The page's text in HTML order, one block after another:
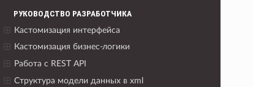
РУКОВОДСТВО РАЗРАБОТЧИКА
Кастомизация интерфейса
Кастомизация бизнес-логики
Работа с REST API
Структура модели данных в xml